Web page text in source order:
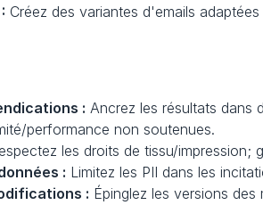
Créez des variantes d'emails
: Ancrez les résultats dans
performance non soutenues.
les droits de tissu/impression;
: Limitez les PII dans les
: Épinglez les versions